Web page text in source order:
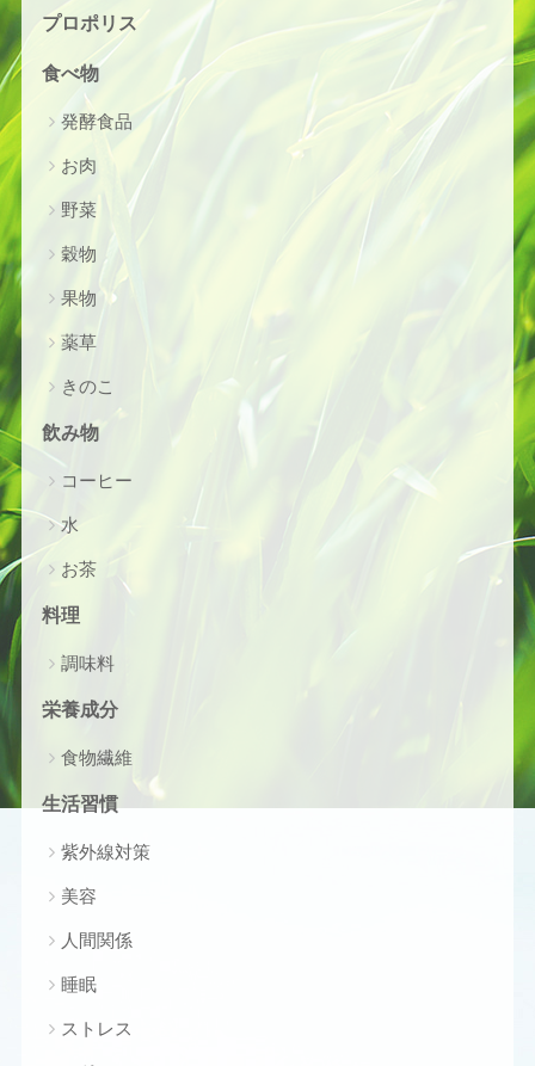
プロポリス
食べ物
発酵食品
お肉
野菜
穀物
果物
薬草
きのこ
飲み物
コーヒー
水
お茶
料理
調味料
栄養成分
食物繊維
生活習慣
紫外線対策
美容
人間関係
睡眠
ストレス